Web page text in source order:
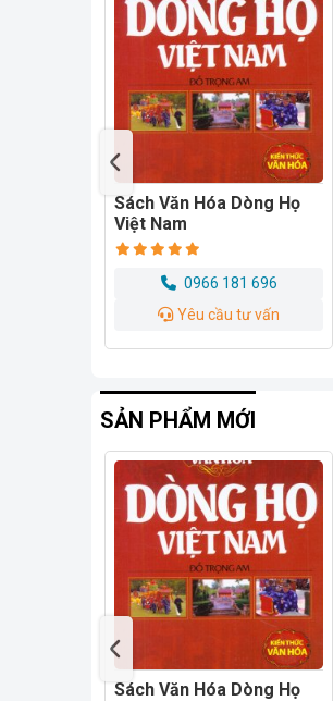
Sách Gia Phả Dòng Tộc
Bạch Đằng
0966 181 696
Yêu cầu tư vấn
SẢN PHẨM MỚI
Sách Gia Phả Dòng Tộc